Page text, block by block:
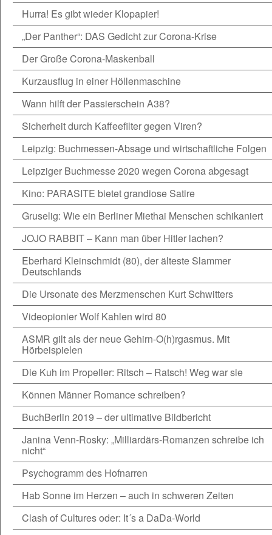
Hurra! Es gibt wieder Klopapier!
„Der Panther“: DAS Gedicht zur Corona-Krise
Der Große Corona-Maskenball
Kurzausflug in einer Höllenmaschine
Wann hilft der Passierschein A38?
Sicherheit durch Kaffeefilter gegen Viren?
Leipzig: Buchmessen-Absage und wirtschaftliche Folgen
Leipziger Buchmesse 2020 wegen Corona abgesagt
Kino: PARASITE bietet grandiose Satire
Gruselig: Wie ein Berliner Miethai Menschen schikaniert
JOJO RABBIT – Kann man über Hitler lachen?
Eberhard Kleinschmidt (80), der älteste Slammer
Deutschlands
Die Ursonate des Merzmenschen Kurt Schwitters
Videopionier Wolf Kahlen wird 80
ASMR gilt als der neue Gehirn-O(h)rgasmus. Mit
Hörbeispielen
Die Kuh im Propeller: Ritsch – Ratsch! Weg war sie
Können Männer Romance schreiben?
BuchBerlin 2019 – der ultimative Bildbericht
Janina Venn-Rosky: „Milliardärs-Romanzen schreibe ich
nicht“
Psychogramm des Hofnarren
Hab Sonne im Herzen – auch in schweren Zeiten
Clash of Cultures oder: It´s a DaDa-World